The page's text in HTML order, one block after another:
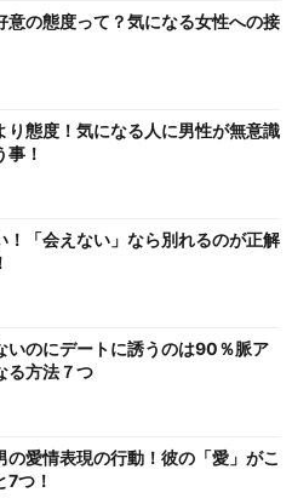
意の態度って？気になる女性への接
り態度！気になる人に男性が無意識
事！
！「会えない」なら別れるのが正解
いのにデートに誘うのは90％脈ア
る方法７つ
の愛情表現の行動！彼の「愛」がこ
7つ！